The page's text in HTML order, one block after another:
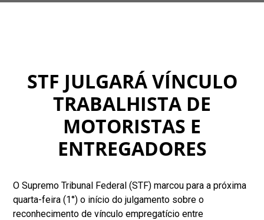
STF JULGARÁ VÍNCULO
TRABALHISTA DE
MOTORISTAS E
ENTREGADORES
O Supremo Tribunal Federal (STF) marcou para a próxima
quarta-feira (1°) o início do julgamento sobre o
reconhecimento de vínculo empregatício entre